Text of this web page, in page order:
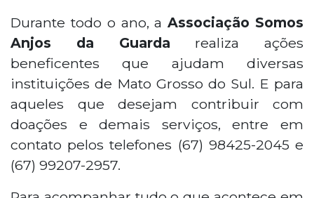
Durante todo o ano, aAssociação Somos
Anjos da Guarda realiza ações
beneficentes que ajudam diversas
instituições de Mato Grosso do Sul. E para
aqueles que desejam contribuir com
doações e demais serviços, entre em
contato pelos telefones (67) 98425-2045 e
(67) 99207-2957.